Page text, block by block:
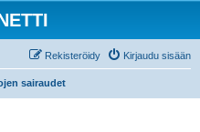
Kirjaudu sisään
Rekisteröidy
sairaudet